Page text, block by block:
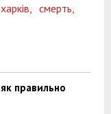
харків,
смерть,
правильно